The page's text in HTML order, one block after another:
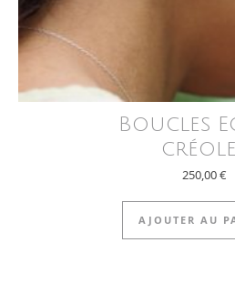
Boucles
250,00€
AJOUTER AU